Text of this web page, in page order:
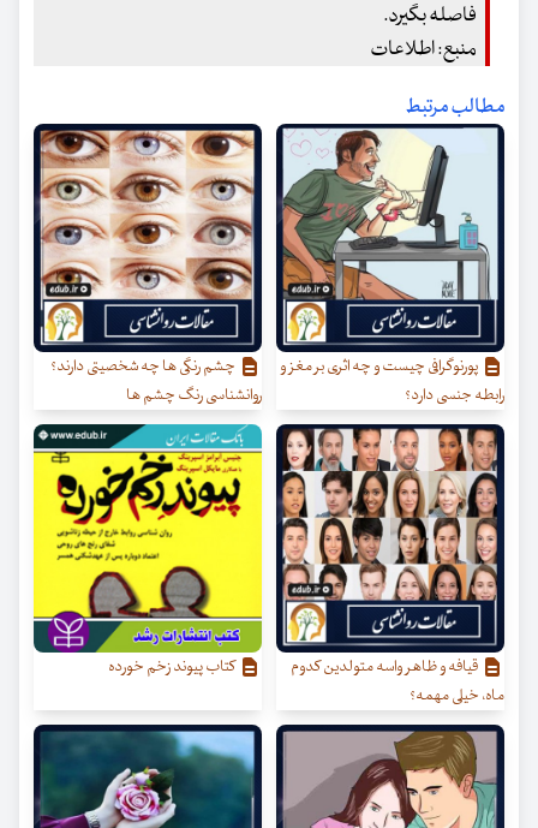
فاصله بگیرد.
منبع: اطلاعات
مطالب مرتبط
پورنوگرافی چیست و چه اثری بر مغز و
رابطه جنسی دارد؟
چشم رنگی ها چه شخصیتی دارند؟
روانشناسی رنگ چشم ها
قیافه و ظاهر واسه متولدین کدوم
ماه، خیلی مهمه؟
کتاب پیوند زخم خورده